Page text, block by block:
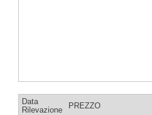
Data
Rilevazione
PREZZO